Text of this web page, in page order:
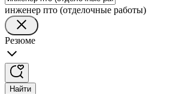
инженер пто (отделочные работы)
Резюме
Найти